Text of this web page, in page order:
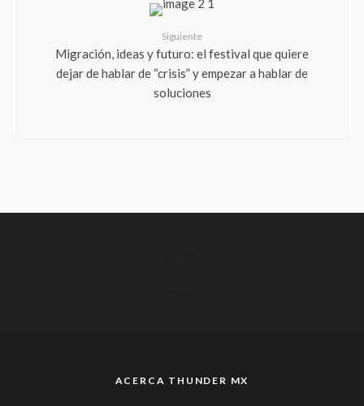
Siguiente
Migración, ideas y futuro: el festival que quiere
dejar de hablar de “crisis” y empezar a hablar de
soluciones
ACERCA THUNDER MX